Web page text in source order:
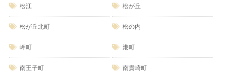
松江 松が丘
松が丘北町 松の内
岬町 港町
南王子町 南貴崎町